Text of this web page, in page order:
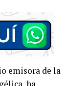
emisora de la